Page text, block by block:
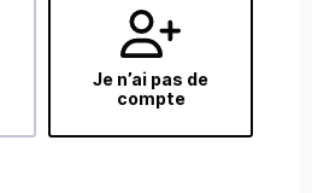
Je n’ai pas de
compte